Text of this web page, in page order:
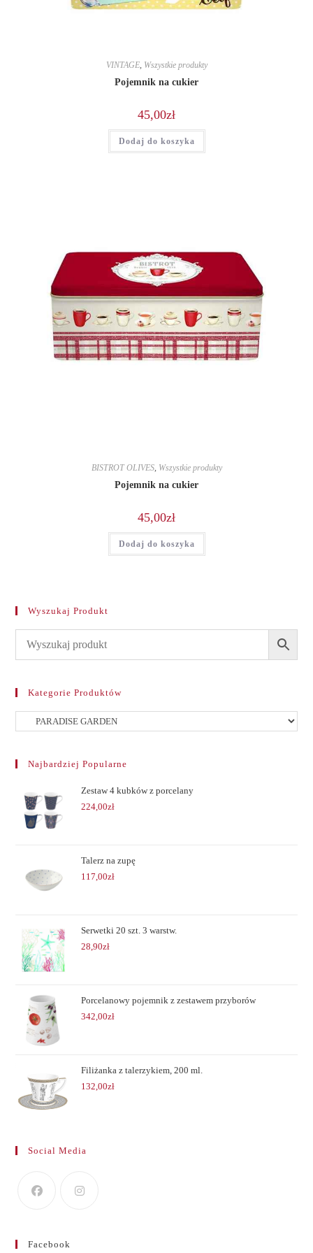
VINTAGE, Wszystkie produkty
Pojemnik na cukier
45,00zł
Dodaj do koszyka
BISTROT OLIVES, Wszystkie produkty
Pojemnik na cukier
45,00zł
Dodaj do koszyka
Wyszukaj Produkt
Kategorie Produktów
Najbardziej Popularne
Zestaw 4 kubków z porcelany
224,00zł
Talerz na zupę
117,00zł
Serwetki 20 szt. 3 warstw.
28,90zł
Porcelanowy pojemnik z zestawem przyborów
342,00zł
Filiżanka z talerzykiem, 200 ml.
132,00zł
Social Media
Facebook